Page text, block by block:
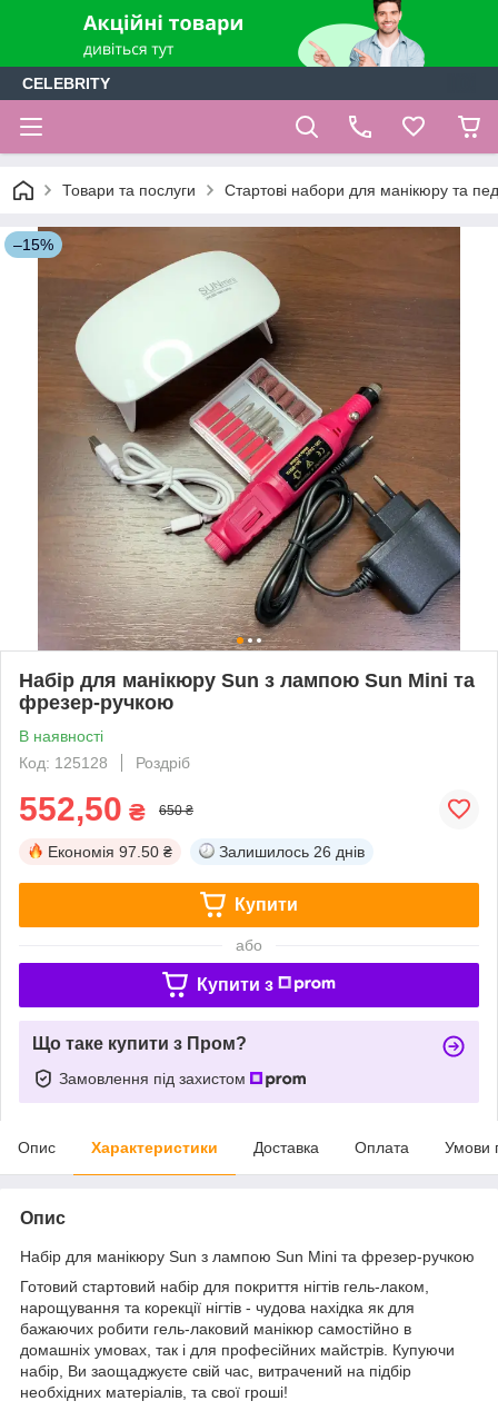
CELEBRITY
Товари та послуги Стартові набори для манікюру та
–15%
Набір для манікюру Sun з лампою Sun Mini та
фрезер-ручкою
В наявності
Код: 125128
Роздріб
552,50 ₴ 650 ₴
Економія 97.50 ₴ Залишилось 26 днів
Купити
або
Купити з
Що таке купити з Пром?
Замовлення під захистом
Опис Характеристики Доставка Оплата Умови
Опис
Набір для манікюру Sun з лампою Sun Mini та фрезер-ручкою
Готовий стартовий набір для покриття нігтів гель-лаком,
нарощування та корекції нігтів - чудова нахідка як для
бажаючих робити гель-лаковий манікюр самостійно в
домашніх умовах, так і для професійних майстрів. Купуючи
набір, Ви заощаджуєте свій час, витрачений на підбір
необхідних матеріалів, та свої гроші!